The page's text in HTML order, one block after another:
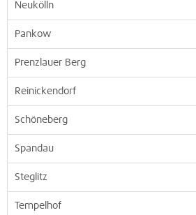
Neukölln
Pankow
Prenzlauer Berg
Reinickendorf
Schöneberg
Spandau
Steglitz
Tempelhof